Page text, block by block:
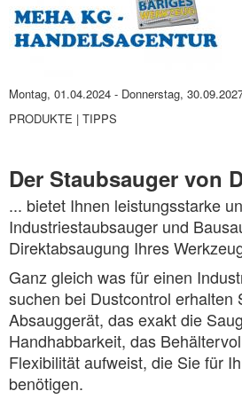
Montag, 01.04.2024 - Donnerstag,
PRODUKTE | TIPPS
Der Staubsauger von
... bietet Ihnen leistungsstarke
Industriestaubsauger und
Direktabsaugung Ihres
Ganz gleich was für einen
suchen bei Dustcontrol erhalten
Absauggerät, das exakt die
Handhabbarkeit, das
Flexibilität aufweist, die Sie für
benötigen.